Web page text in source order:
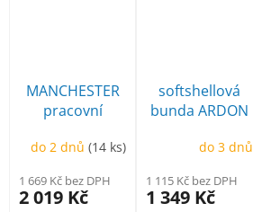
MANCHESTER
pracovní
do 2 dnů(14 ks)
1 669 Kč bez DPH
2 019 Kč
softshellová
bunda ARDON
do 3 dnů
1 115 Kč bez DPH
1 349 Kč